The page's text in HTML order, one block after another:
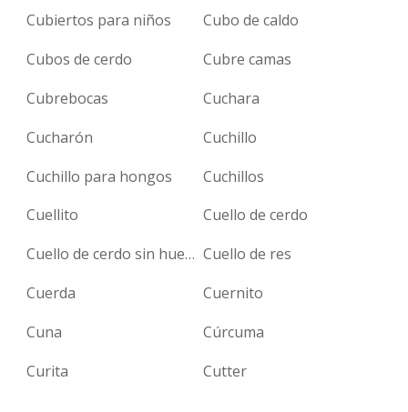
Cubiertos para niños
Cubo de caldo
Cubos de cerdo
Cubre camas
Cubrebocas
Cuchara
Cucharón
Cuchillo
Cuchillo para hongos
Cuchillos
Cuellito
Cuello de cerdo
Cuello de cerdo sin hueso Cuello de res
Cuerda
Cuernito
Cuna
Cúrcuma
Curita
Cutter